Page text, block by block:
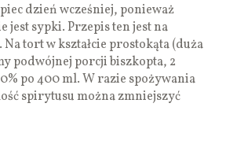
dzień wcześniej, ponieważ
jest sypki. Przepis ten jest na
tort w kształcie prostokąta (duża
podwójnej porcji biszkopta, 2
po 400 ml. W razie spożywania
spirytusu można zmniejszyć